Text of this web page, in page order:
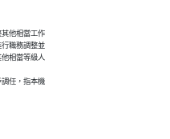
他相當工作
職務調整並
相當等級人
任，指本機